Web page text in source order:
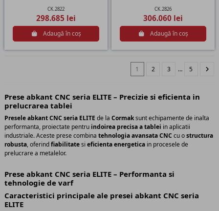
CK.2822
298.685 lei
Adaugă în coș
CK.2826
306.060 lei
Adaugă în coș
1 2 3 … 5
Prese abkant CNC seria ELITE – Precizie si eficienta in
prelucrarea tablei
Presele abkant CNC seria ELITE de la Cormaksunt echipamente de inalta
performanta, proiectate pentru indoirea precisa a tablei in aplicatii
industriale. Aceste prese combina tehnologia avansata CNC cu ostructura
robusta, oferindfiabilitatesi eficienta energetica in procesele de
prelucrare a metalelor.
Prese abkant CNC seria ELITE – Performanta si
tehnologie de varf
Caracteristici principale ale presei abkant CNC seria
ELITE